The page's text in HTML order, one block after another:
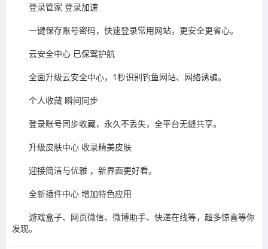
登录管家 登录加速
一键保存账号密码，快速登录常用网站，更安全更省心。
云安全中心 已保驾护航
全面升级云安全中心，1秒识别钓鱼网站、网络诱骗。
个人收藏 瞬间同步
登录账号同步收藏，永久不丢失，全平台无缝共享。
升级皮肤中心 收录精美皮肤
迎接简洁与优雅 ，新界面更好看。
全新插件中心 增加特色应用
游戏盒子、网页微信、微博助手、快递在线等，超多惊喜等你
发现。